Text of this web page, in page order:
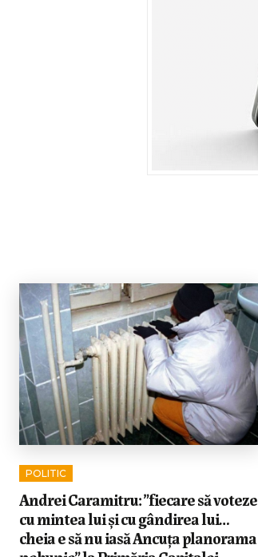
POLITIC
Andrei Caramitru: ”fiecare să voteze
cu mintea lui și cu gândirea lui…
cheia e să nu iasă Ancuța planorama